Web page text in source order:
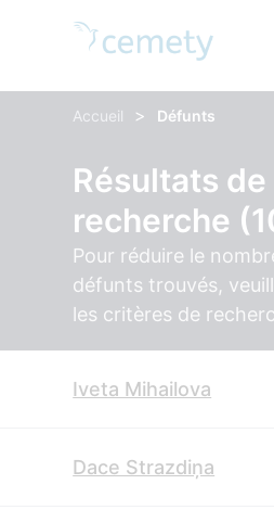
Accueil > Défunts
Résultats de
recherche
Pour réduire le
défunts trouvés,
les critères de
Iveta Mihailova
Dace Strazdiņa